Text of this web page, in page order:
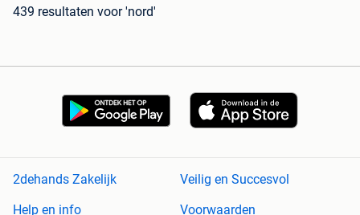
439 resultaten voor 'nord'
2dehands Zakelijk
Veilig en Succesvol
Help en info
Voorwaarden